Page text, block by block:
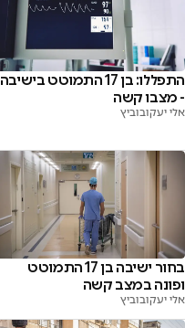
התפללו: בן 17 התמוטט בישיבה
- מצבו קשה
אלי יעקובוביץ
בחור ישיבה בן 17 התמוטט
ופונה במצב קשה
אלי יעקובוביץ